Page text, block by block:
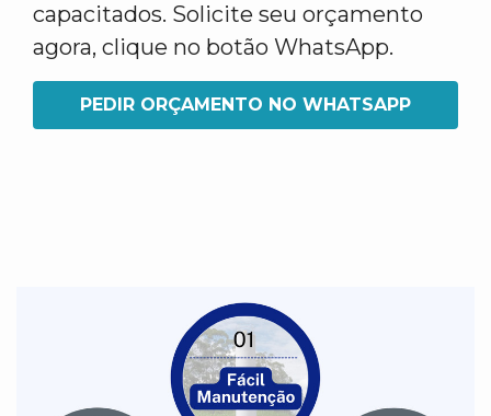
capacitados. Solicite seu orçamento
agora, clique no botão WhatsApp.
PEDIR ORÇAMENTO NO WHATSAPP